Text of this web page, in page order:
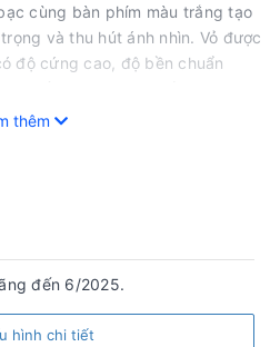
cùng bàn phím màu trắng tạo
và thu hút ánh nhìn. Vỏ được
độ cứng cao, độ bền chuẩn
thêm
đến 6/2025.
hình chi tiết